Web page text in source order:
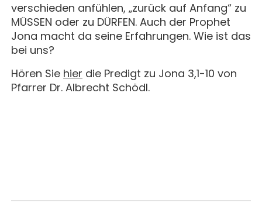
verschieden anfühlen, „zurück auf Anfang“ zu
MÜSSEN oder zu DÜRFEN. Auch der Prophet
Jona macht da seine Erfahrungen. Wie ist das
bei uns?
Hören Sie hier die Predigt zu Jona 3,1-10 von
Pfarrer Dr. Albrecht Schödl.